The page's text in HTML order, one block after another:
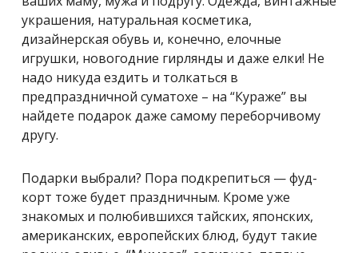
украшения, натуральная косметика,
дизайнерская обувь и, конечно, елочные
игрушки, новогодние гирлянды и даже елки! Не
надо никуда ездить и толкаться в
предпраздничной суматохе – на “Кураже” вы
найдете подарок даже самому переборчивому
другу.
Подарки выбрали? Пора подкрепиться — фуд-
корт тоже будет праздничным. Кроме уже
знакомых и полюбившихся тайских, японских,
американских, европейских блюд, будут такие